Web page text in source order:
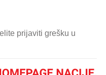
prijaviti grešku u